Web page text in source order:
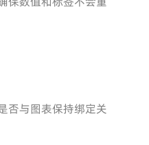
否与图表保持绑定关